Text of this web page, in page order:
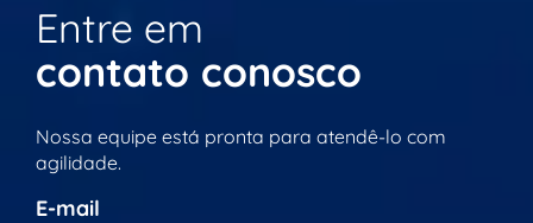
Entre em
contato conosco
Nossa equipe está pronta para atendê-lo com
agilidade.
E-mail